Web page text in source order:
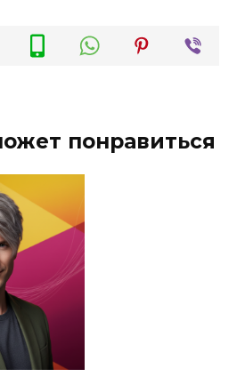
понравиться